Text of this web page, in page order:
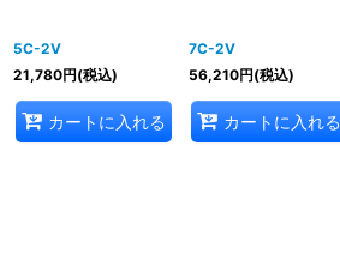
5C-2V
21,780円(税込)
カートに入れる
7C-2V
56,210円(税込)
カートに入れる